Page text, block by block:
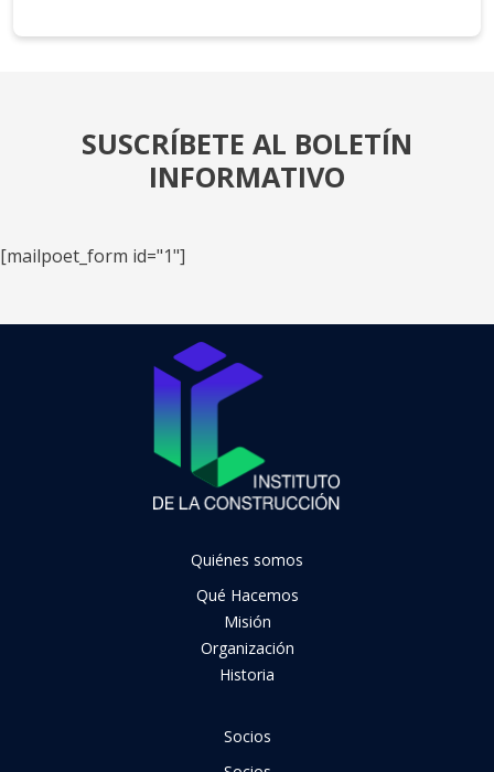
SUSCRÍBETE AL BOLETÍN
INFORMATIVO
[mailpoet_form id="1"]
Quiénes somos
Qué Hacemos
Misión
Organización
Historia
Socios